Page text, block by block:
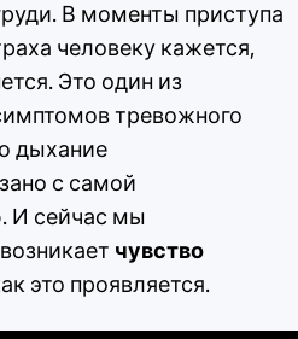
В моменты приступа
человеку кажется,
Это один из
тревожного
дыхание
с самой
И сейчас мы
чувство
это проявляется.